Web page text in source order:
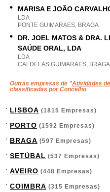
MARISA E JOÃO
LDA
PONTE GUIMARAES, BRAGA
DR. JOEL MATOS & DRA.
SAÚDE ORAL, LDA
LDA
CALDELAS GUIMARAES, BRAGA
Outras empresas de "Atividades
classificadas por Concelho
LISBOA (1815 Empresas)
PORTO (1592 Empresas)
BRAGA (597 Empresas)
SETÚBAL (537 Empresas)
AVEIRO (448 Empresas)
COIMBRA (315 Empresas)